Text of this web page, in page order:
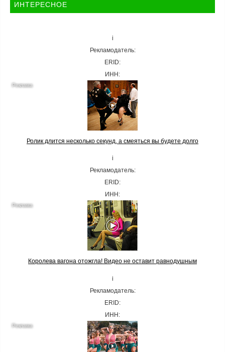
ИНТЕРЕСНОЕ
i
Рекламодатель:
ERID:
ИНН:
Ролик длится несколько секунд, а смеяться вы будете долго
i
Рекламодатель:
ERID:
ИНН:
Королева вагона отожгла! Видео не оставит равнодушным
i
Рекламодатель:
ERID:
ИНН: